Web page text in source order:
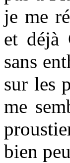
je me
et déjà
sans
sur les
me
bien